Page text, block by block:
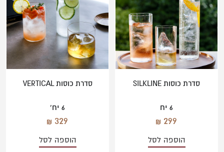
סדרת כוסות SILKLINE
6 יח
299
הוספה לסל
סדרת כוסות VERTICAL
6 יח'
329
הוספה לסל